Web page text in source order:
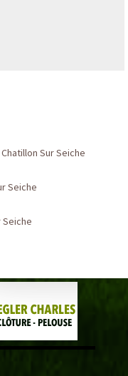
Sur Seiche
Seiche
Seiche